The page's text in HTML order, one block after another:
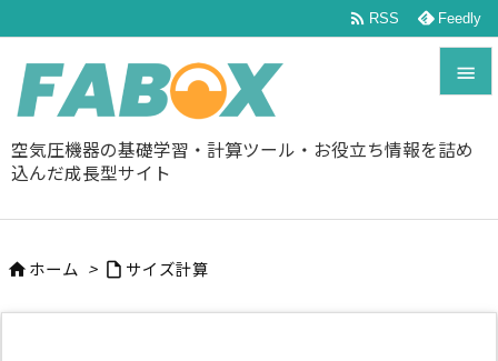
空気圧機器の基礎学習・計算ツール・お役立ち情報を詰め
込んだ成長型サイト

メニュ

 RSS Feedly
 ホーム >  サイズ計算